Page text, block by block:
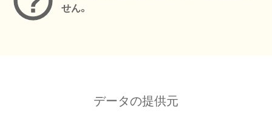
せん。
データの提供元